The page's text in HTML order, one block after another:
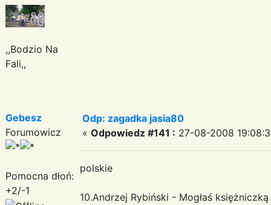
,,Bodzio Na
Fali,,
Gebesz
Forumowicz
Pomocna dłoń:
+2/-1
Odp: zagadka jasia80
« Odpowiedz #141 : 27-08-2008
polskie
10.Andrzej Rybiński - Mogłaś